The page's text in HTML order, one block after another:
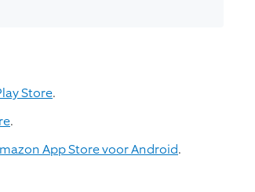
Store.
.
App Store voor Android.